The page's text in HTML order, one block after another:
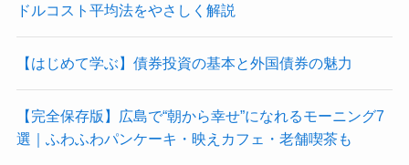
ドルコスト平均法をやさしく解説
【はじめて学ぶ】債券投資の基本と外国債券の魅力
【完全保存版】広島で“朝から幸せ”になれるモーニング7
選｜ふわふわパンケーキ・映えカフェ・老舗喫茶も